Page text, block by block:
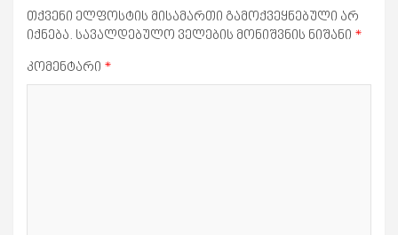
თქვენი ელფოსტის მისამართი გამოქვეყნებული არ
იქნება. სავალდებულო ველების მონიშვნის ნიშანი *
კომენტარი *